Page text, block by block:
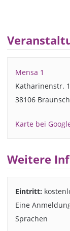
Mensa 1
Katharinenstr. 1
38106
Karte bei
Weitere
Eintritt:
Eine
Sprachen